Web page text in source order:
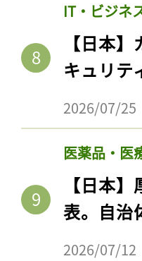
IT・ビジネ
【日本
キュリテ
2026/07/25
医薬品・医
【日本
表。自治
2026/07/12